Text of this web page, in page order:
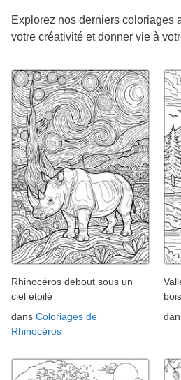
Explorez nos derniers coloriages
votre créativité et donner vie à
Rhinocéros debout sous un
ciel étoilé
dans Coloriages de
Rhinocéros
bois